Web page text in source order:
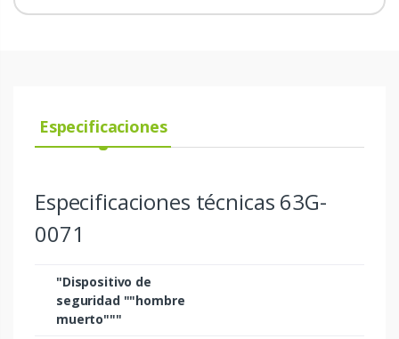
Especificaciones
Especificaciones técnicas 63G-
0071
"Dispositivo de
seguridad ""hombre
muerto"""